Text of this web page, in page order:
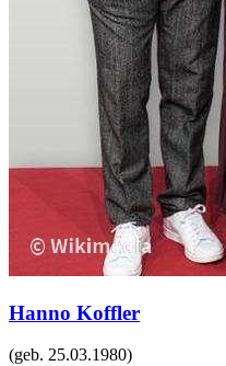
Hanno Koffler
(geb. 25.03.1980)